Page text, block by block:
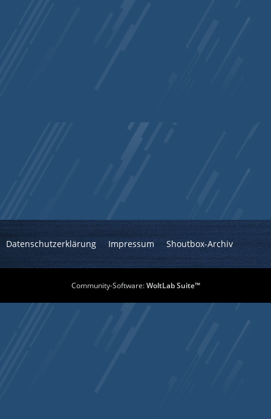
Datenschutzerklärung Impressum Shoutbox-Archiv
Community-Software:WoltLab Suite™